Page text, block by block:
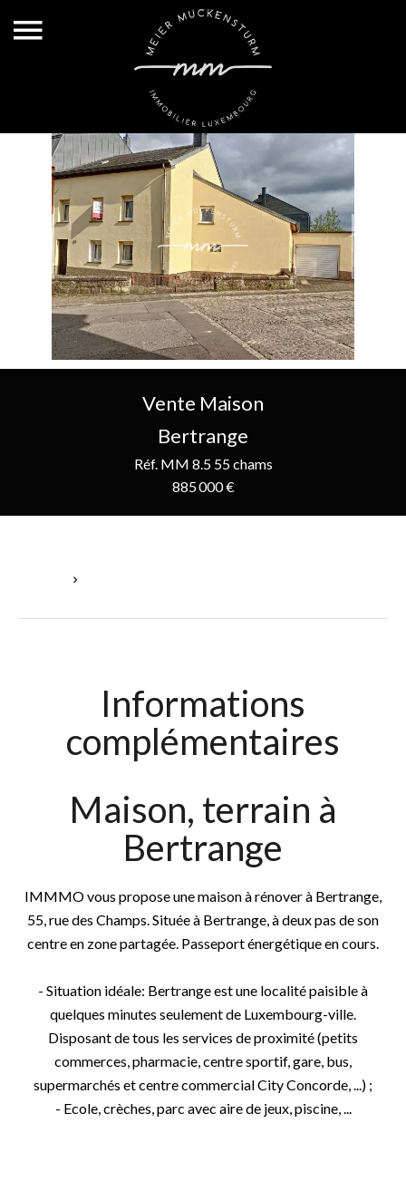
Vente Maison
Bertrange
Réf. MM 8.5 55 chams
885 000 €
Informations
complémentaires
Maison, terrain à
Bertrange
IMMMO vous propose une maison à rénover à Bertrange,
55, rue des Champs. Située à Bertrange, à deux pas de son
centre en zone partagée. Passeport énergétique en cours.
- Situation idéale: Bertrange est une localité paisible à
quelques minutes seulement de Luxembourg-ville.
Disposant de tous les services de proximité (petits
commerces, pharmacie, centre sportif, gare, bus,
supermarchés et centre commercial City Concorde, ...) ;
- Ecole, crèches, parc avec aire de jeux, piscine, ...